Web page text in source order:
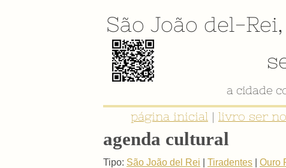
São João del-Rei,
a cidade
página inicial | livro ser
agenda cultural
Tipo: São João del Rei Tiradentes Ouro